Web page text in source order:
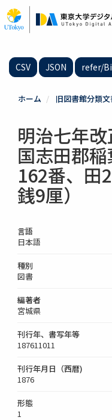
イ
ン
CSV JSON refer/
ホーム 旧図書館分類
明治七年
国志田郡
162番、田
銭9厘）
言語
日本語
種別
図書
編著者
宮城県
刊行年、書写年等
187611011
刊行年月日（西暦)
1876
形態
1